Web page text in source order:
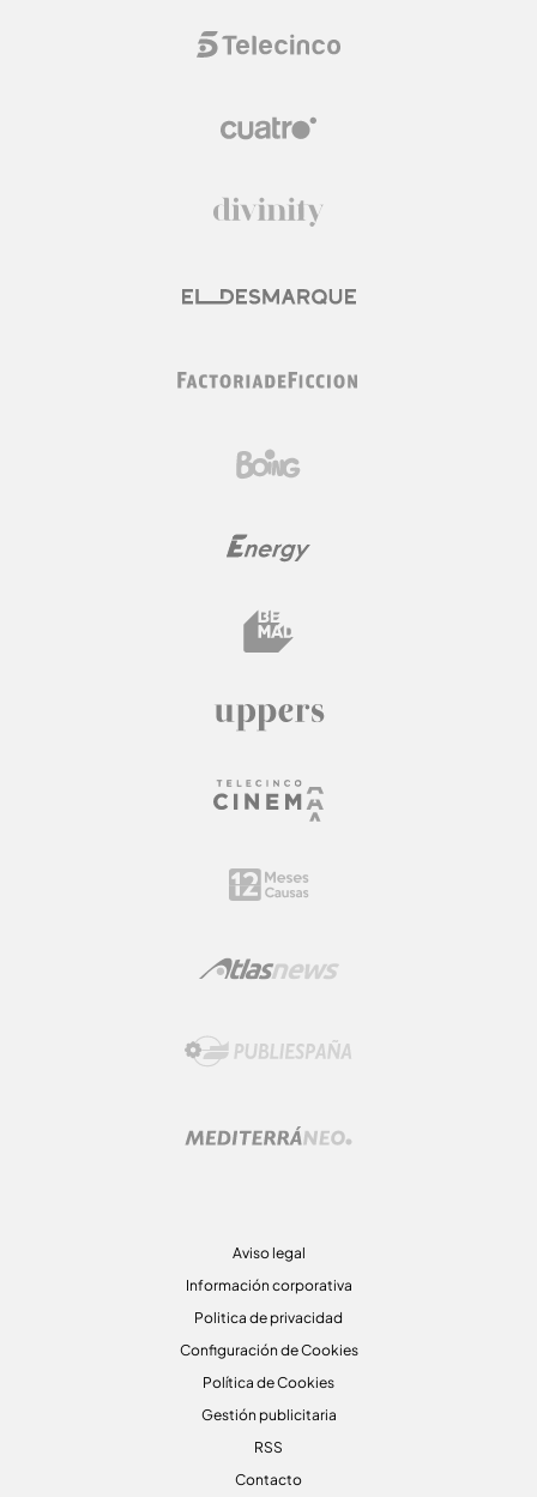
Aviso legal
Información corporativa
Politica de privacidad
Configuración de Cookies
Política de Cookies
Gestión publicitaria
RSS
Contacto